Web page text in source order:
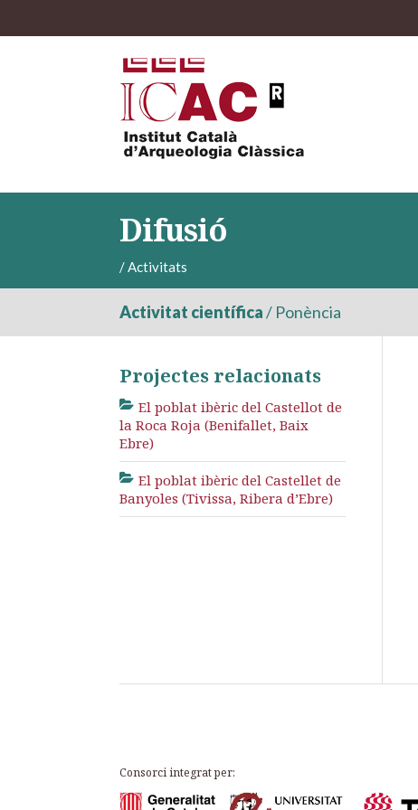
Difusió
/Activitats
Activitat científica/ Ponència
Projectes relacionats
El poblat ibèric del Castellot de
la Roca Roja (Benifallet, Baix
Ebre)
El poblat ibèric del Castellet de
Banyoles (Tivissa, Ribera d’Ebre)
Consorci integrat per: